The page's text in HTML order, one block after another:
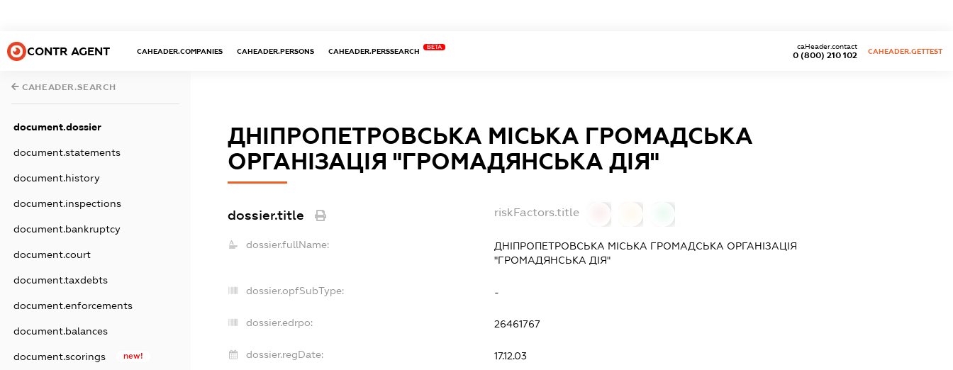
CONTR AGENT CAHEADER.COMPANIES CAHEADER.PERSONS CAHEADER.PERSSEARCH
BETA
0 (800) 210 102
caHeader.contact
CAHEADER.GETTEST
CAHEADER.SEARCH
document.dossier
document.statements
document.history
document.inspections
document.bankruptcy
document.court
document.taxdebts
document.enforcements
document.balances
document.scorings new!
ДНІПРОПЕТРОВСЬКА МІСЬКА ГРОМАДСЬКА
ОРГАНІЗАЦІЯ "ГРОМАДЯНСЬКА ДІЯ"
dossier.title riskFactors.title
dossier.fullName:
ДНІПРОПЕТРОВСЬКА МІСЬКА ГРОМАДСЬКА ОРГАНІЗАЦІЯ
"ГРОМАДЯНСЬКА ДІЯ"
dossier.opfSubType: -
dossier.edrpo: 26461767
dossier.regDate: 17.12.03